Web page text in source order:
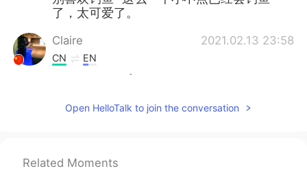
了，太可爱了。
Claire 2021.02.13 23:58
CN EN
Kate 2021.02.13 23:46
Open HelloTalk to join the conversation
Related Moments